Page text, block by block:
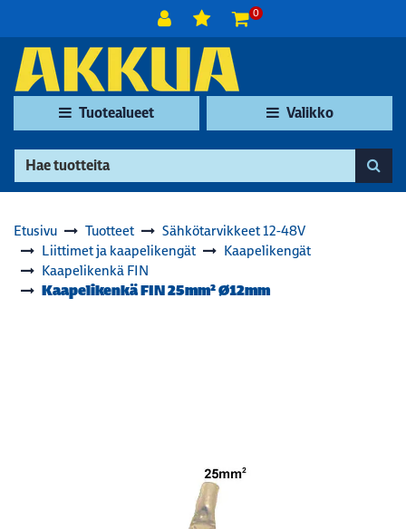
0
Tuotealueet Valikko
Etusivu Tuotteet
Sähkötarvikkeet 12-48V
Liittimet ja kaapelikengät
Kaapelikengät
Kaapelikenkä FIN
Kaapelikenkä FIN 25mm² Ø12mm